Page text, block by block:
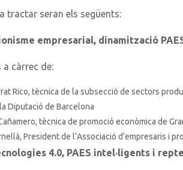
tractar seran els següents:
empresarial, dinamització
a càrrec de:
Rico, tècnica de la subsecció de sectors
Diputació de Barcelona
tècnica de promoció econòmica de
President de l’Associació d’empresaris i
4.0, PAES intel·ligents i